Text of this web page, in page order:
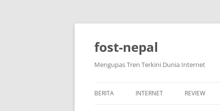
Skip
content
fost-nepal
Mengupas Tren Terkini Dunia Internet
BERITA INTERNET REVIEW